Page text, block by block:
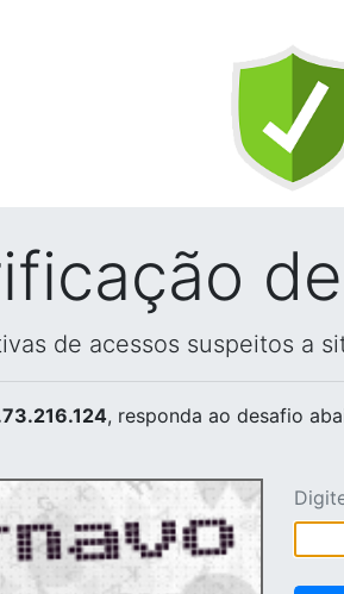
de acessos suspeitos a
, responda ao desafio